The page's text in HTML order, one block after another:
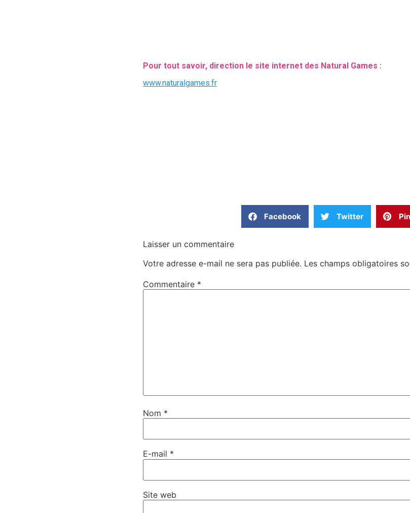
Pour tout savoir, direction le site internet des Natural Games :
www.naturalgames.fr
Facebook Twitter
Laisser un commentaire
Votre adresse e-mail ne sera pas publiée. Les champs obligatoires
Commentaire *
Nom *
E-mail *
Site web